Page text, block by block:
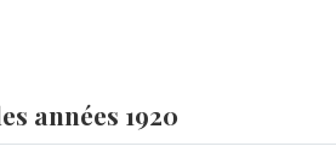
années 1920